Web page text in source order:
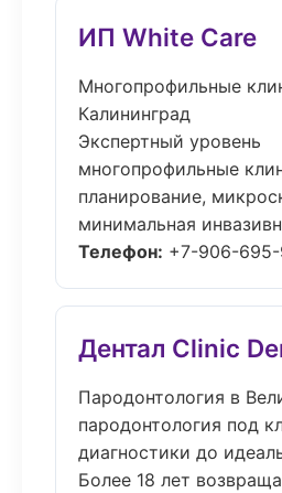
ИП White Care
Многопрофильные
Калининград
Экспертный уровень
многопрофильные
планирование,
минимальная
Телефон: +7-906-
Дентал Clinic
Пародонтология в
пародонтология под
диагностики до
Более 18 лет